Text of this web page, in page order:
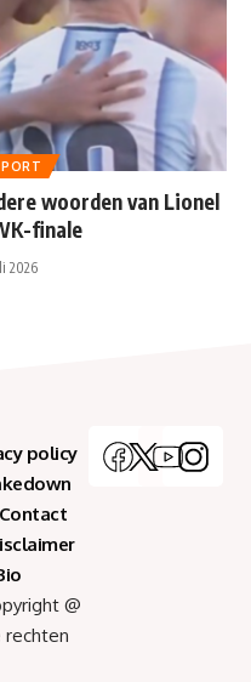
woorden van Lionel
finale
2026
policy
Contact
@
rechten